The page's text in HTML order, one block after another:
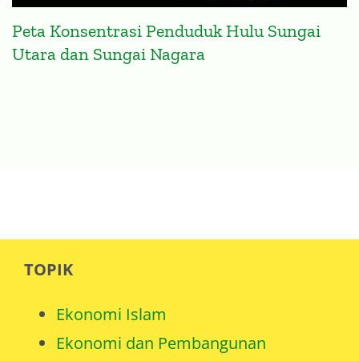
Peta Konsentrasi Penduduk Hulu Sungai
Utara dan Sungai Nagara
TOPIK
Ekonomi Islam
Ekonomi dan Pembangunan